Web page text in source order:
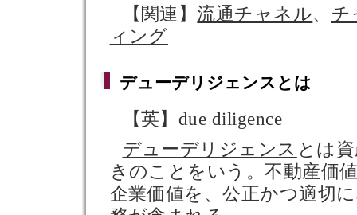
【関連】流通チャネル、 チ
ィング
デューデリジェンス とは
【英】due diligence
デューデリジェンス とは
きのことをいう。不動産価
企業価値を、公正かつ適切